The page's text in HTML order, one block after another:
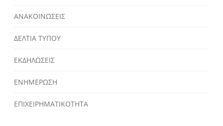
ΑΝΑΚΟΙΝΩΣΕΙΣ
ΔΕΛΤΙΑ ΤΥΠΟΥ
ΕΚΔΗΛΩΣΕΙΣ
ΕΝΗΜΕΡΩΣΗ
ΕΠΙΧΕΙΡΗΜΑΤΙΚΟΤΗΤΑ